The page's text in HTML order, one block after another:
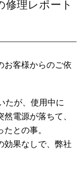
修理レポート
お客様からのご依
たが、使用中に
電源が落ちて、
との事。
効果なしで、弊社